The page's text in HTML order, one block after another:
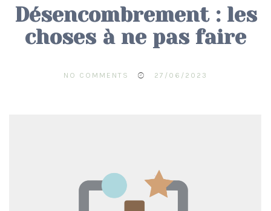
Désencombrement : les
choses à ne pas faire
NO COMMENTS 27/06/2023